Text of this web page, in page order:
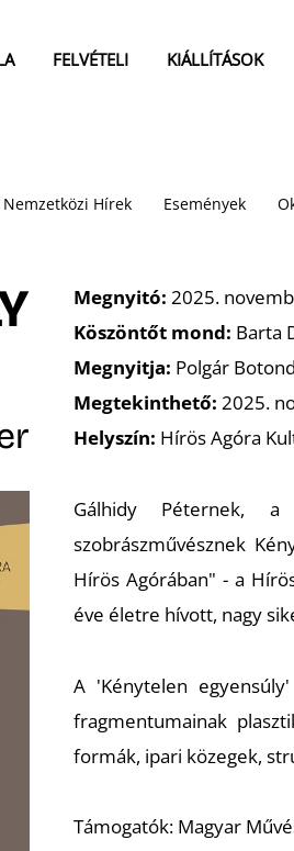
FELVÉTELI KIÁLLÍTÁSOK
Nemzetközi Hírek Események
Megnyitó: 2025.
Köszöntőt mond: Barta
Megnyitja: Polgár
Megtekinthető: 2025.
Helyszín: Hírös Agóra
Gálhidy Péternek, a
szobrászművésznek
Hírös Agórában" - a
éve életre hívott, nagy
A 'Kénytelen
fragmentumainak
formák, ipari közegek,
Támogatók: Magyar